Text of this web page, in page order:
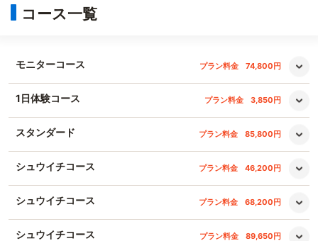
コース一覧
モニターコース プラン料金 74,800円
1日体験コース プラン料金 3,850円
スタンダード プラン料金 85,800円
シュウイチコース プラン料金 46,200円
シュウイチコース プラン料金 68,200円
シュウイチコース プラン料金 89,650円